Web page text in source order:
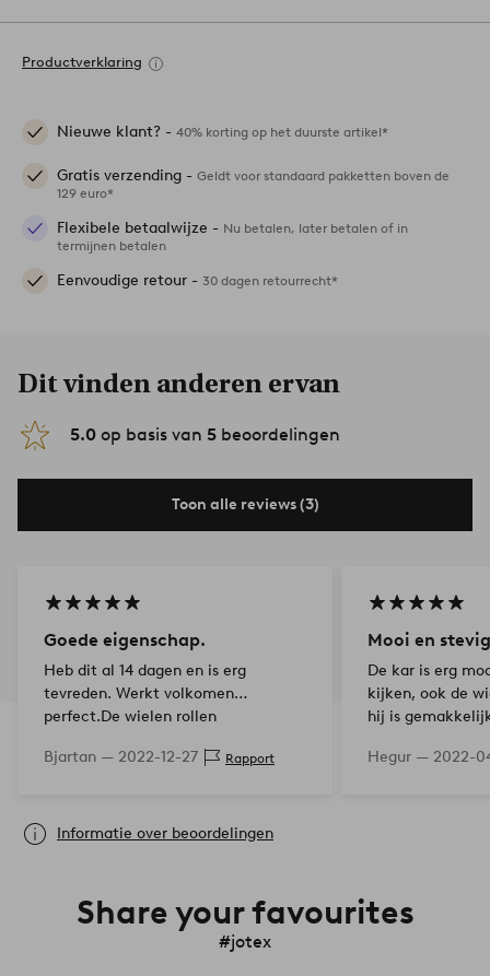
Productverklaring
Nieuwe klant? - 40% korting op het duurste artikel*
Gratis verzending - Geldt voor standaard pakketten boven de
129 euro*
Flexibele betaalwijze - Nu betalen, later betalen of in
termijnen betalen
Eenvoudige retour - 30 dagen retourrecht*
Dit vinden anderen ervan
5.0 op basis van 5 beoordelingen
Toon alle reviews (3)
Goede eigenschap.
Heb dit al 14 dagen en is erg
tevreden. Werkt volkomen
perfect.De wielen rollen
Decoratief.
Bjartan — 2022-12-27 Rapport
Mooi en stevig
De kar is erg
kijken, ook de
hij is
Hegur — 2022-
Informatie over beoordelingen
Share your favourites
#jotex